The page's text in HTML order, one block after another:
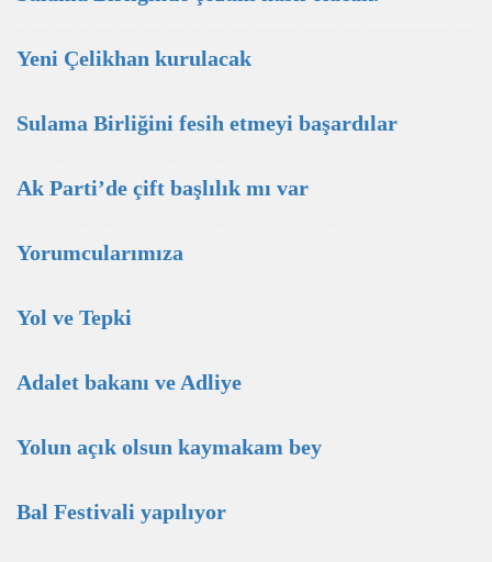
Yeni Çelikhan kurulacak
Sulama Birliğini fesih etmeyi başardılar
Ak Parti’de çift başlılık mı var
Yorumcularımıza
Yol ve Tepki
Adalet bakanı ve Adliye
Yolun açık olsun kaymakam bey
Bal Festivali yapılıyor